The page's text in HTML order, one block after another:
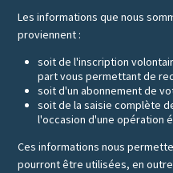
Les informations que nous
proviennent :
soit de l'inscription
part vous permettant de
soit d'un abonnement de
soit de la saisie complète
l'occasion d'une opération
Ces informations nous
pourront être utilisées, en